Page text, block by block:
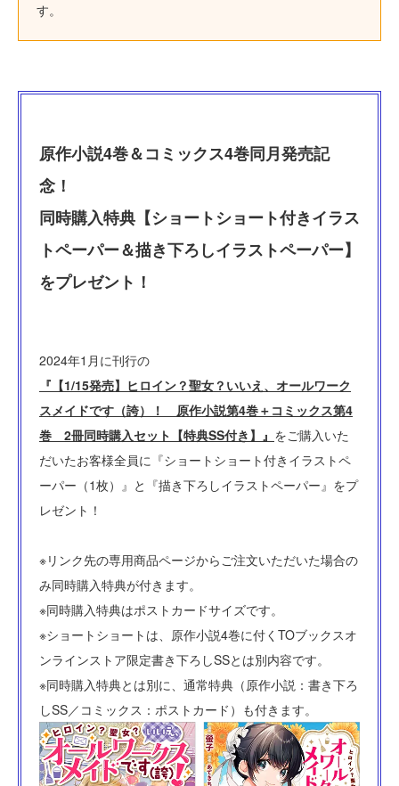
す。
原作小説4巻＆コミックス4巻同月発売記
念！
同時購入特典【ショートショート付きイラス
トペーパー＆描き下ろしイラストペーパー】
をプレゼント！
2024年1月に刊行の
『【1/15発売】ヒロイン？聖女？いいえ、オールワーク
スメイドです（誇）！ 原作小説第4巻＋コミックス第4
巻 2冊同時購入セット【特典SS付き】』 をご購入いた
だいたお客様全員に『ショートショート付きイラストペ
ーパー（1枚）』と『描き下ろしイラストペーパー』をプ
レゼント！
※リンク先の専用商品ページからご注文いただいた場合の
み同時購入特典が付きます。
※同時購入特典はポストカードサイズです。
※ショートショートは、原作小説4巻に付くTOブックスオ
ンラインストア限定書き下ろしSSとは別内容です。
※同時購入特典とは別に、通常特典（原作小説：書き下ろ
しSS／コミックス：ポストカード）も付きます。